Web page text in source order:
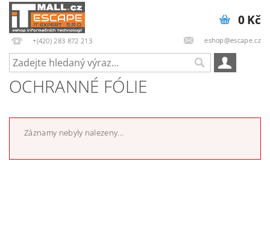
+(420) 283 872 213 eshop@escape.cz
0 Kč
OCHRANNÉ FÓLIE
Záznamy nebyly nalezeny...